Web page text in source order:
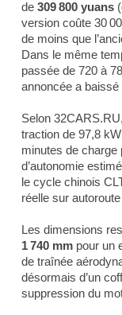
de 309 800 yuans
version coûte 30
de moins que
Dans le même
passée de 720 à
annoncée a
Selon
traction de 97,8
minutes de charge
d’autonomie
le cycle chinois
réelle sur
Les dimensions
1 740 mm pour un
de traînée
désormais d’un
suppression du